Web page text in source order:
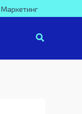
Маркетинг